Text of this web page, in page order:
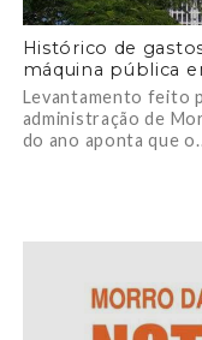
Histórico de
máquina pública
Levantamento feito
administração de
do ano aponta que